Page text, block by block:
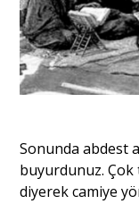
Sonunda abdest
buyurdunuz.
diyerek camiye